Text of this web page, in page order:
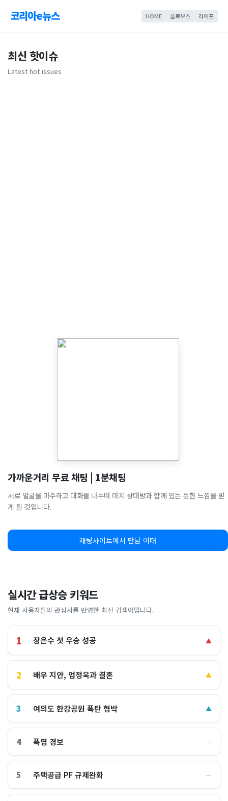
코리아e뉴스 HOME 플로우스 라이프
최신 핫이슈
Latest hot issues
가까운거리 무료 채팅 | 1분채팅
서로 얼굴을 마주하고 대화를 나누며 마치 상대방과 함께 있는 듯한 느낌을 받
게 될 것입니다.
채팅사이트에서 만남 어때
실시간 급상승 키워드
현재 사용자들의 관심사를 반영한 최신 검색어입니다.
1 장은수 첫 우승 성공 ▲
2 배우 지안, 엄정욱과 결혼 ▲
3 여의도 한강공원 폭탄 협박 ▲
4 폭염 경보 ―
5 주택공급 PF 규제완화 ―